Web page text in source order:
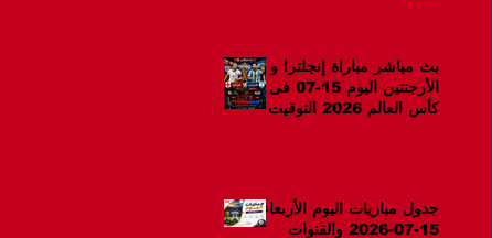
بث مباشر مباراة إنجلترا و
الأرجنتين اليوم 15-07 فى
كأس العالم 2026 التوقيت
جدول مباريات اليوم الأربعاء
15-07-2026 والقنوات